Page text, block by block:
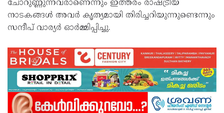
ചോറുണ്ണുന്നവരാണെന്നും ഇത്തരം രാഷ്ട്രീയ
നാടകങ്ങൾ അവർ കൃത്യമായി തിരിച്ചറിയുന്നുണ്ടെന്നും
സന്ദീപ് വാര്യർ ഓർമ്മിപ്പിച്ചു.